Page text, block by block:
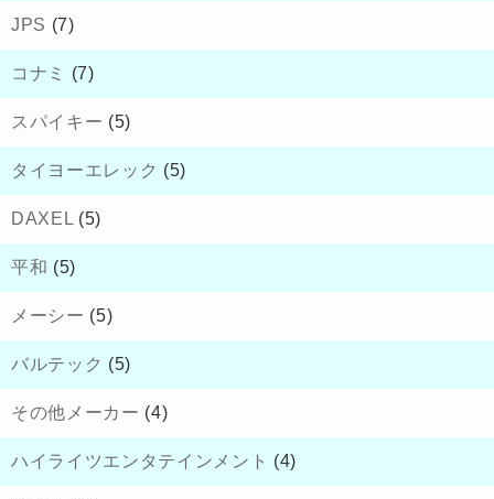
JPS (7)
コナミ (7)
スパイキー (5)
タイヨーエレック (5)
DAXEL (5)
平和 (5)
メーシー (5)
バルテック (5)
その他メーカー (4)
ハイライツエンタテインメント (4)